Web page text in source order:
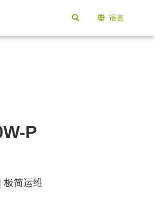
语言
P
极简运维